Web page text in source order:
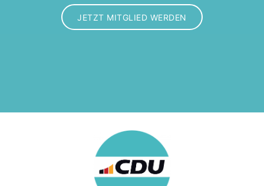
JETZT MITGLIED WERDEN